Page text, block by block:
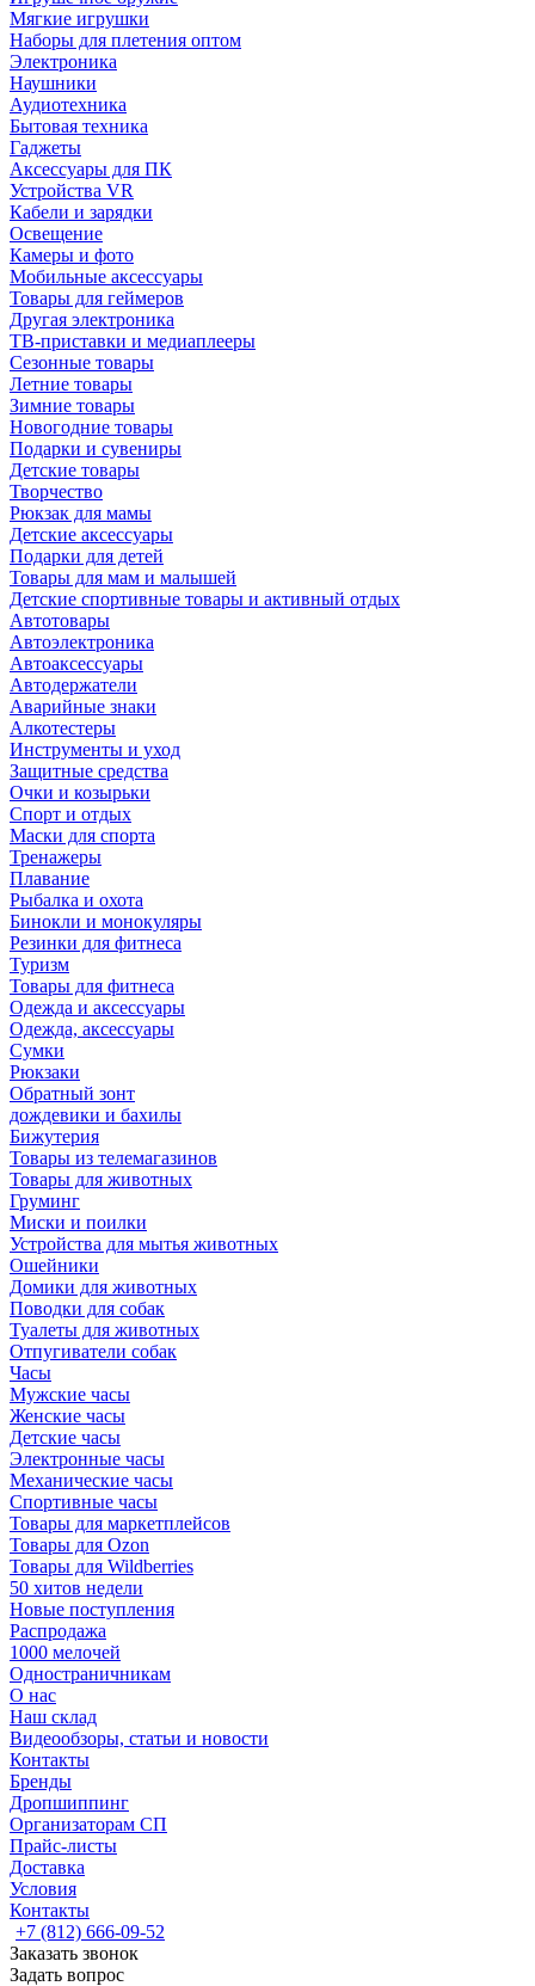
Мягкие игрушки
Наборы для плетения оптом
Электроника
Наушники
Аудиотехника
Бытовая техника
Гаджеты
Аксессуары для ПК
Устройства VR
Кабели и зарядки
Освещение
Камеры и фото
Мобильные аксессуары
Товары для геймеров
Другая электроника
ТВ-приставки и медиаплееры
Сезонные товары
Летние товары
Зимние товары
Новогодние товары
Подарки и сувениры
Детские товары
Творчество
Рюкзак для мамы
Детские аксессуары
Подарки для детей
Товары для мам и малышей
Детские спортивные товары и активный отдых
Автотовары
Автоэлектроника
Автоаксессуары
Автодержатели
Аварийные знаки
Алкотестеры
Инструменты и уход
Защитные средства
Очки и козырьки
Спорт и отдых
Маски для спорта
Тренажеры
Плавание
Рыбалка и охота
Бинокли и монокуляры
Резинки для фитнеса
Туризм
Товары для фитнеса
Одежда и аксессуары
Одежда, аксессуары
Сумки
Рюкзаки
Обратный зонт
дождевики и бахилы
Бижутерия
Товары из телемагазинов
Товары для животных
Груминг
Миски и поилки
Устройства для мытья животных
Ошейники
Домики для животных
Поводки для собак
Туалеты для животных
Отпугиватели собак
Часы
Мужские часы
Женские часы
Детские часы
Электронные часы
Механические часы
Спортивные часы
Товары для маркетплейсов
Товары для Ozon
Товары для Wildberries
50 хитов недели
Новые поступления
Распродажа
1000 мелочей
Одностраничникам
О нас
Наш склад
Видеообзоры, статьи и новости
Контакты
Бренды
Дропшиппинг
Организаторам СП
Прайс-листы
Доставка
Условия
Контакты
+7 (812) 666-09-52
Заказать звонок
Задать вопрос